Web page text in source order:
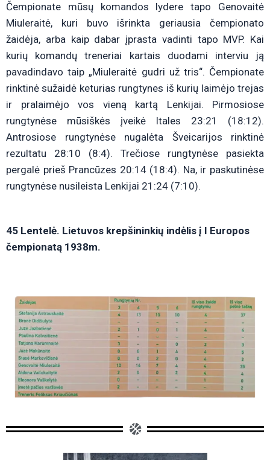
Čempionate mūsų komandos lydere tapo Genovaitė
Miuleraitė, kuri buvo išrinkta geriausia čempionato
žaidėja, arba kaip dabar įprasta vadinti tapo MVP. Kai
kurių komandų treneriai kartais duodami interviu ją
pavadindavo taip „Miuleraitė gudri už tris“. Čempionate
rinktinė sužaidė keturias rungtynes iš kurių laimėjo trejas
ir pralaimėjo vos vieną kartą Lenkijai. Pirmosiose
rungtynėse mūsiškės įveikė Itales 23:21 (18:12).
Antrosiose rungtynėse nugalėta Šveicarijos rinktinė
rezultatu 28:10 (8:4). Trečiose rungtynėse pasiekta
pergalė prieš Prancūzes 20:14 (18:4). Na, ir paskutinėse
rungtynėse nusileista Lenkijai 21:24 (7:10).
45 Lentelė. Lietuvos krepšininkių indėlis į I Europos
čempionatą 1938m.